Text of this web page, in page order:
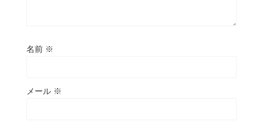
名前 ※
メール ※